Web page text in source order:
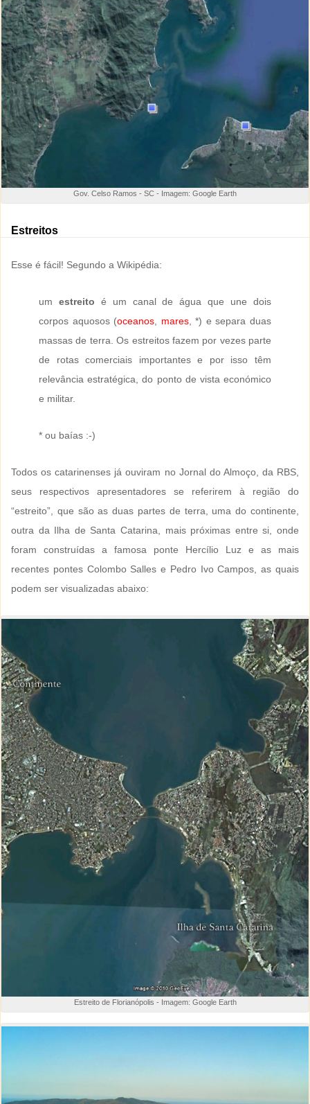
Gov. Celso Ramos - SC - Imagem: Google Earth
Estreitos
Esse é fácil! Segundo a Wikipédia:
um estreito é um canal de água que une dois
corpos aquosos (oceanos mares, *) e separa duas
massas de terra. Os estreitos fazem por vezes parte
de rotas comerciais importantes e por isso têm
relevância estratégica, do ponto de vista económico
e militar.
* ou baías :-)
Todos os catarinenses já ouviram no Jornal do Almoço, da RBS,
seus respectivos apresentadores se referirem à região do
“estreito”, que são as duas partes de terra, uma do continente,
outra da Ilha de Santa Catarina, mais próximas entre si, onde
foram construídas a famosa ponte Hercílio Luz e as mais
recentes pontes Colombo Salles e Pedro Ivo Campos, as quais
podem ser visualizadas abaixo:
Estreito de Florianópolis - Imagem: Google Earth